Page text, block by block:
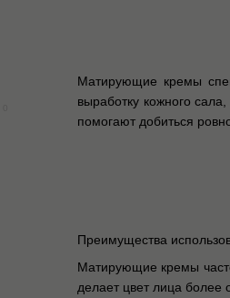
Матирующие кремы
выработку кожного
помогают добиться
Преимущества
Матирующие кремы
делает цвет лица более